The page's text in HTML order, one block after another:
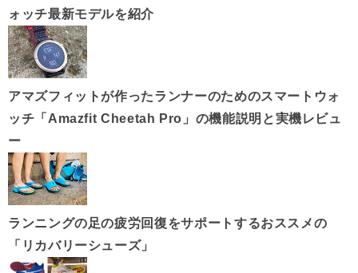
ォッチ最新モデルを紹介
アマズフィットが作ったランナーのためのスマートウォ
ッチ「Amazfit Cheetah Pro」の機能説明と実機レビュ
ー
ランニングの足の疲労回復をサポートするおススメの
「リカバリーシューズ」